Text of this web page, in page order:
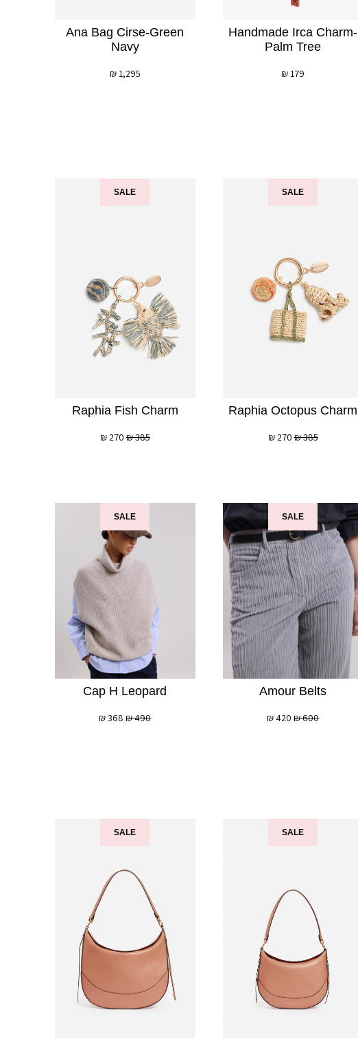
Handmade Irca Charm-
Palm Tree
179
₪
Ana Bag Cirse-Green
Navy
1,295
₪
SALE
Raphia Octopus Charm
385
₪
270
₪
SALE
Raphia Fish Charm
385
₪
270
₪
SALE
Amour Belts
600
₪
420
₪
SALE
Cap H Leopard
490
₪
368
₪
SALE
SALE